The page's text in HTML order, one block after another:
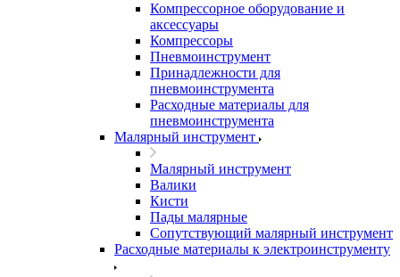
Компрессорное оборудование и
аксессуары
Компрессоры
Пневмоинструмент
Принадлежности для
пневмоинструмента
Расходные материалы для
пневмоинструмента
Малярный инструмент
Малярный инструмент
Валики
Кисти
Пады малярные
Сопутствующий малярный инструмент
Расходные материалы к электроинструменту